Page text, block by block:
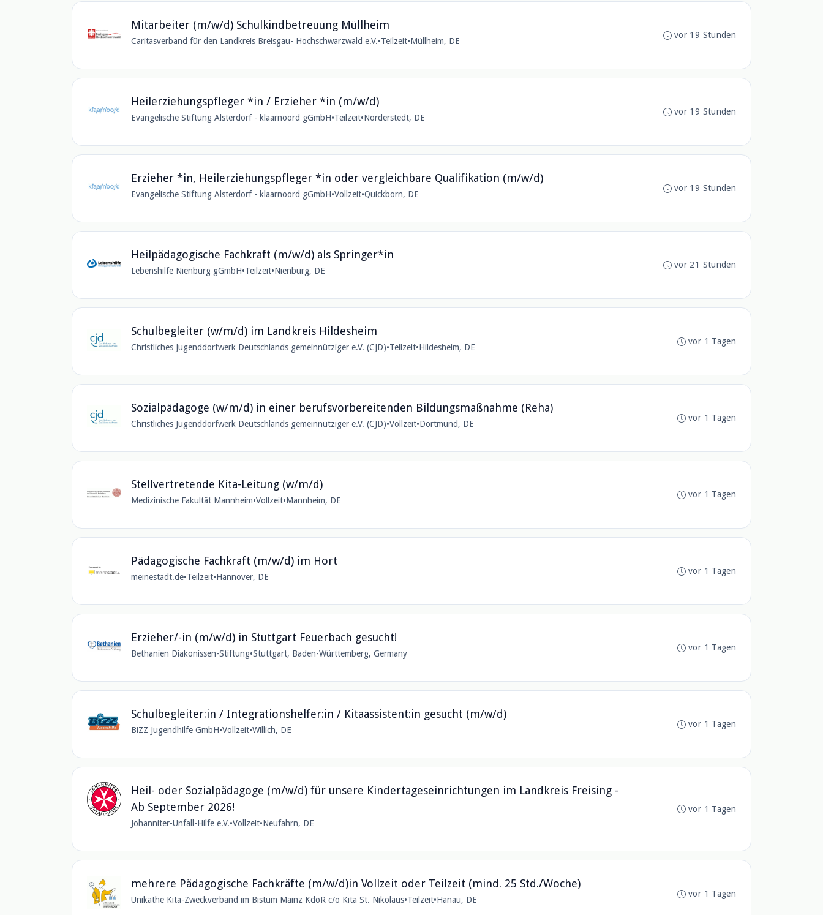
Mitarbeiter (m/w/d) Schulkindbetreuung Müllheim
Caritasverband für den Landkreis Breisgau- Hochschwarzwald e.V.•Teilzeit•Müllheim, DE
vor 19 Stunden
Heilerziehungspfleger *in / Erzieher *in (m/w/d)
Evangelische Stiftung Alsterdorf - klaarnoord gGmbH•Teilzeit•Norderstedt, DE
vor 19 Stunden
Erzieher *in, Heilerziehungspfleger *in oder vergleichbare Qualifikation (m/w/d)
Evangelische Stiftung Alsterdorf - klaarnoord gGmbH•Vollzeit•Quickborn, DE
vor 19 Stunden
Heilpädagogische Fachkraft (m/w/d) als Springer*in
Lebenshilfe Nienburg gGmbH•Teilzeit•Nienburg, DE
vor 21 Stunden
Schulbegleiter (w/m/d) im Landkreis Hildesheim
Christliches Jugenddorfwerk Deutschlands gemeinnütziger e.V. (CJD)•Teilzeit•Hildesheim, DE
vor 1 Tagen
Sozialpädagoge (w/m/d) in einer berufsvorbereitenden Bildungsmaßnahme (Reha)
Christliches Jugenddorfwerk Deutschlands gemeinnütziger e.V. (CJD)•Vollzeit•Dortmund, DE
vor 1 Tagen
Stellvertretende Kita-Leitung (w/m/d)
Medizinische Fakultät Mannheim•Vollzeit•Mannheim, DE
vor 1 Tagen
Pädagogische Fachkraft (m/w/d) im Hort
meinestadt.de•Teilzeit•Hannover, DE
vor 1 Tagen
Erzieher/-in (m/w/d) in Stuttgart Feuerbach gesucht!
Bethanien Diakonissen-Stiftung•Stuttgart, Baden-Württemberg, Germany
vor 1 Tagen
Schulbegleiter:in / Integrationshelfer:in / Kitaassistent:in gesucht (m/w/d)
BiZZ Jugendhilfe GmbH•Vollzeit•Willich, DE
vor 1 Tagen
Heil- oder Sozialpädagoge (m/w/d) für unsere Kindertageseinrichtungen im Landkreis Freising -
Ab September 2026!
Johanniter-Unfall-Hilfe e.V.•Vollzeit•Neufahrn, DE
vor 1 Tagen
mehrere Pädagogische Fachkräfte (m/w/d)in Vollzeit oder Teilzeit (mind. 25 Std./Woche)
Unikathe Kita-Zweckverband im Bistum Mainz KdöR c/o Kita St. Nikolaus•Teilzeit•Hanau, DE
vor 1 Tagen